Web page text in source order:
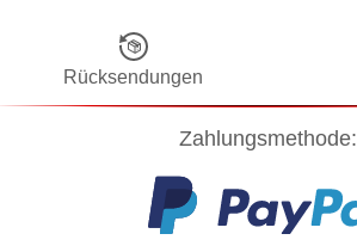
Rücksendungen
Zahlungsmethode: